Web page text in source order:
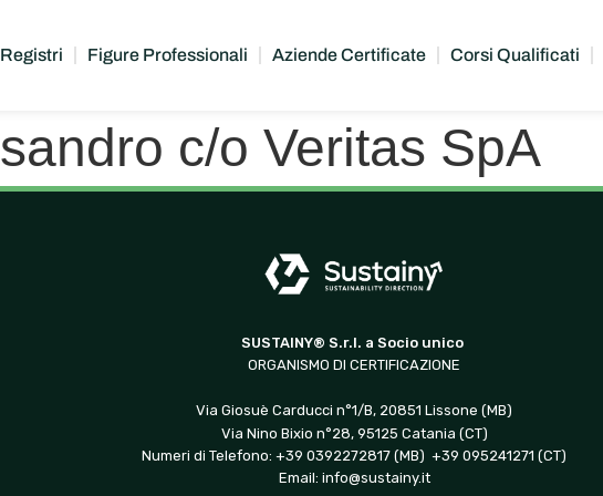
Registri Figure Professionali Aziende Certificate Corsi Qualificati
c/o Veritas SpA
SUSTAINY® S.r.l. a Socio unico
ORGANISMO DI CERTIFICAZIONE
Via Giosuè Carducci n°1/B, 20851 Lissone (MB)
Via Nino Bixio n°28, 95125 Catania (CT)
Numeri di Telefono: +39 0392272817 (MB) +39 095241271 (CT)
Email: info@sustainy.it